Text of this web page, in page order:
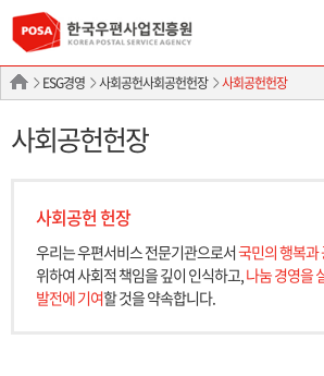
ESG경영 사회공헌사회공헌헌장 사회공헌헌장
사회공헌헌장
사회공헌 헌장
우리는 우편서비스 전문기관으로서국민의 행복과
위하여 사회적 책임을 깊이 인식하고,나눔 경영을
발전에 기여할 것을 약속합니다.